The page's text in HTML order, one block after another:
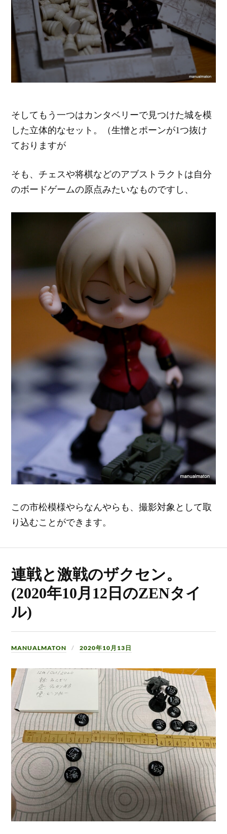
そしてもう一つはカンタベリーで見つけた城を模
した立体的なセット。（生憎とポーンが1つ抜け
ておりますが
そも、チェスや将棋などのアブストラクトは自分
のボードゲームの原点みたいなものですし、
この市松模様やらなんやらも、撮影対象として取
り込むことができます。
連戦と激戦のザクセン。
(2020年10月12日のZENタイ
ル)
MANUALMATON 2020年10月13日